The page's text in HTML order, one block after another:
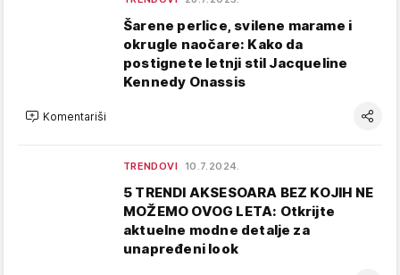
Šarene perlice, svilene marame i
okrugle naočare: Kako da
postignete letnji stil Jacqueline
Kennedy Onassis
Komentariši
TRENDOVI 10.7.2024.
5 TRENDI AKSESOARA BEZ KOJIH NE
MOŽEMO OVOG LETA: Otkrijte
aktuelne modne detalje za
unapređeni look